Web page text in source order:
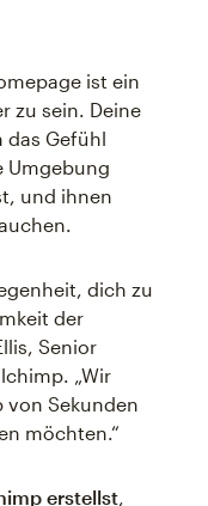
ist ein
zu sein. Deine
das Gefühl
Umgebung
und ihnen
dich zu
der
Senior
„Wir
von Sekunden
möchten.“
erstellst